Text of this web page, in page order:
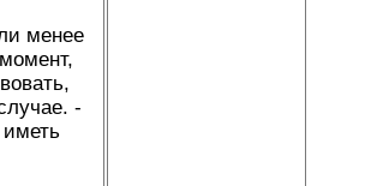
менее
-